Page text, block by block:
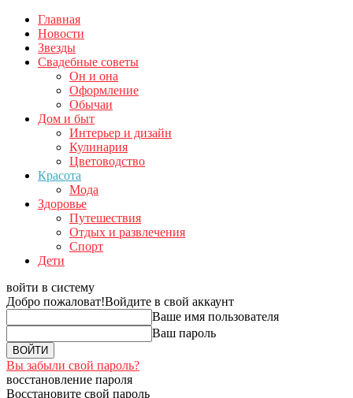
Главная
Новости
Звезды
Свадебные советы
Он и она
Оформление
Обычаи
Дом и быт
Интерьер и дизайн
Кулинария
Цветоводство
Красота
Мода
Здоровье
Путешествия
Отдых и развлечения
Спорт
Дети
войти в систему
Добро пожаловат!Войдите в свой аккаунт
Ваше имя пользователя
Ваш пароль
Вы забыли свой пароль?
восстановление пароля
Восстановите свой пароль